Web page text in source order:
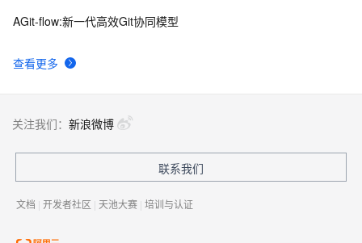
查看更多
AGit-flow:新一代高效Git协同模型
关注我们： 新浪微博
联系我们
文档 | 开发者社区 | 天池大赛 | 培训与认证